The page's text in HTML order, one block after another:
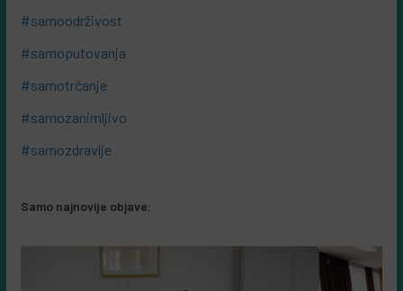
#samoodrživost
#samoputovanja
#samotrčanje
#samozanimljivo
#samozdravlje
Samo najnovije objave: